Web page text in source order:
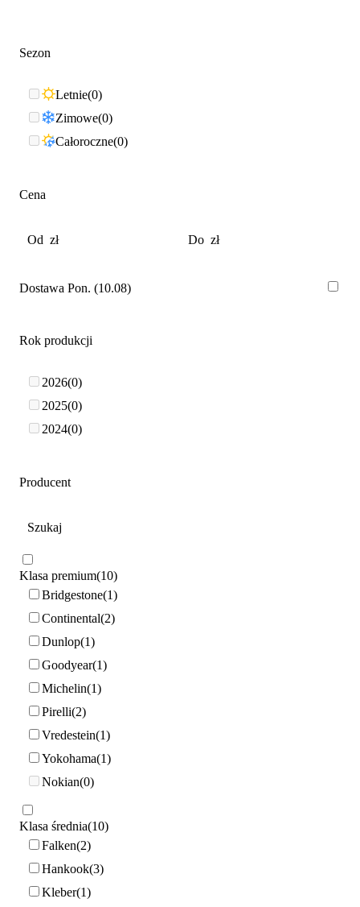
Sezon
Letnie 0
Zimowe 0
Całoroczne 0
Cena
Dostawa Pon. (10.08)
Rok produkcji
2026 0
2025 0
2024 0
Producent
Klasa premium 10
Bridgestone 1
Continental 2
Dunlop 1
Goodyear 1
Michelin 1
Pirelli 2
Vredestein 1
Yokohama 1
Nokian 0
Klasa średnia 10
Falken 2
Hankook 3
Kleber 1